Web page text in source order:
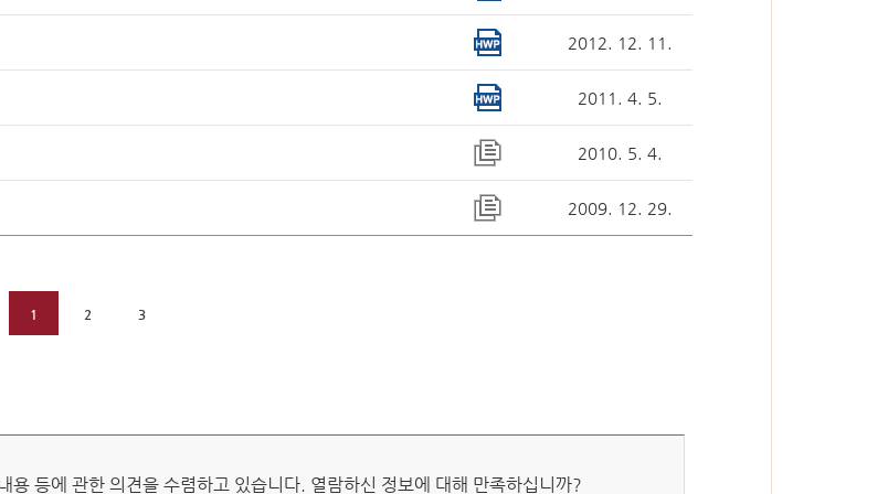
헌법재판소 권한
탄핵심판
권한쟁의심판
심판절차 일반
법 전자헌법재판센터
) 질문과 답변 자유게시판
2012. 12. 11.
2011. 4. 5.
2010. 5. 4.
2009. 12. 29.
1 2 3
용 등에 관한 의견을 수렴하고 있습니다. 열람하신 정보에 대해 만족하십니까?